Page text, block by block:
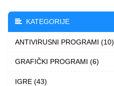
KATEGORIJE
ANTIVIRUSNI PROGRAMI (10)
GRAFIČKI PROGRAMI (6)
IGRE (43)